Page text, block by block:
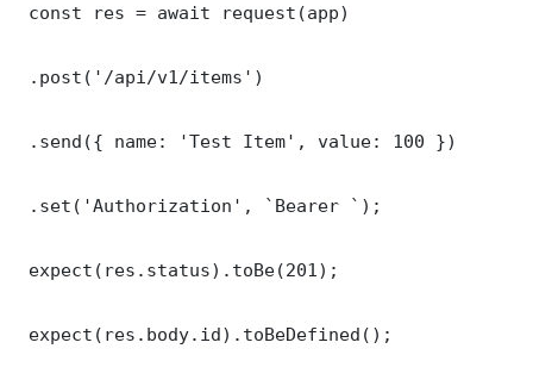
const res = await request(app)
.post('/api/v1/items')
.send({ name: 'Test Item', value: 100 })
.set('Authorization', `Bearer `);
expect(res.status).toBe(201);
expect(res.body.id).toBeDefined();